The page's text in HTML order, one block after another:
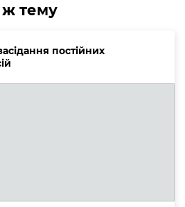
тему
постійних